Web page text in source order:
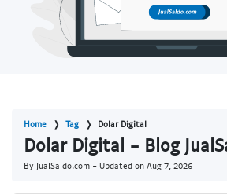
Home Tag Dolar Digital
Dolar Digital - Blog
By JualSaldo.com - Updated on Aug 7, 2026